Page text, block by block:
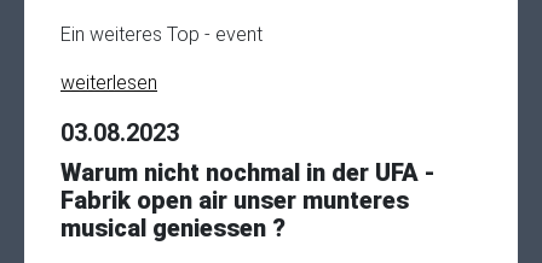
Ein weiteres Top - event
weiterlesen
03.08.2023
Warum nicht nochmal in der UFA -
Fabrik open air unser munteres
musical geniessen ?